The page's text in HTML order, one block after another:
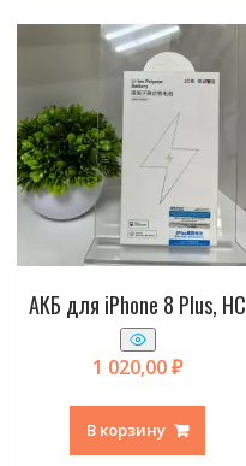
АКБ для iPhone 8 Plus, HC
1 020,00₽
В корзину